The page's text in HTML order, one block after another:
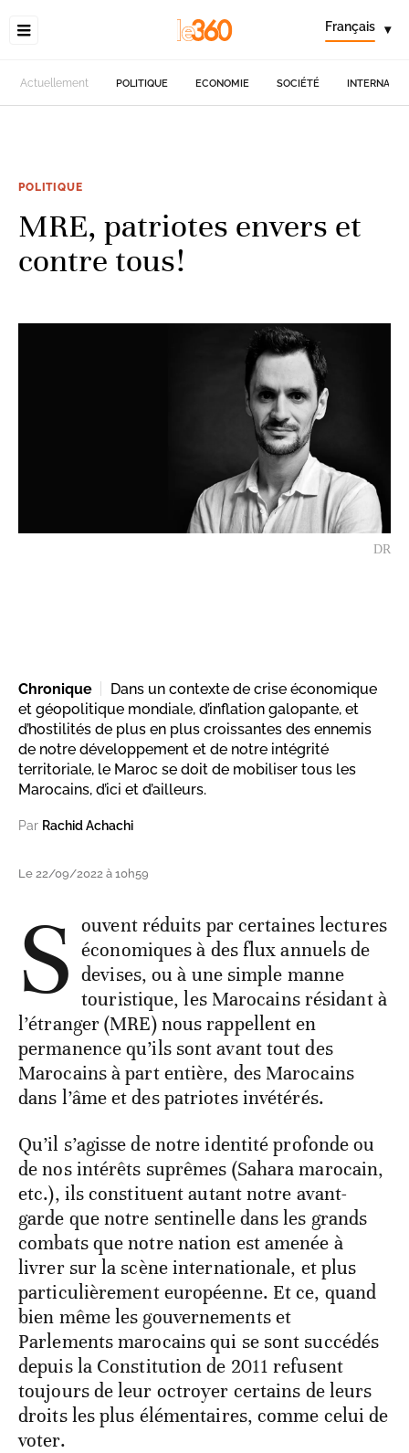
Français ▾
Actuellement POLITIQUE ECONOMIE SOCIÉTÉ
POLITIQUE
MRE, patriotes envers et
contre tous!
DR
Chronique
Dans un contexte de crise économique
et géopolitique mondiale, d’inflation galopante, et
d’hostilités de plus en plus croissantes des ennemis
de notre développement et de notre intégrité
territoriale, le Maroc se doit de mobiliser tous les
Marocains, d’ici et d’ailleurs.
Par Rachid Achachi
Le 22/09/2022 à 10h59
S ouvent réduits par certaines lectures
économiques à des flux annuels de
devises, ou à une simple manne
touristique, les Marocains résidant à
l’étranger (MRE) nous rappellent en
permanence qu’ils sont avant tout des
Marocains à part entière, des Marocains
dans l’âme et des patriotes invétérés.
Qu’il s’agisse de notre identité profonde ou
de nos intérêts suprêmes (Sahara marocain,
etc.), ils constituent autant notre avant-
garde que notre sentinelle dans les grands
combats que notre nation est amenée à
livrer sur la scène internationale, et plus
particulièrement européenne. Et ce, quand
bien même les gouvernements et
Parlements marocains qui se sont succédés
depuis la Constitution de 2011 refusent
toujours de leur octroyer certains de leurs
droits les plus élémentaires, comme celui de
voter.